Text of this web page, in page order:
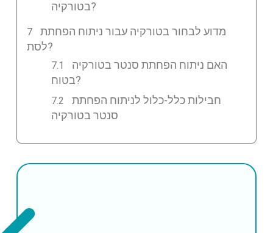
בטורקיה?
מדוע לבחור בטורקיה עבור ניתוח הפחתת
לסת?
האם ניתוח הפחתת סנטר בטורקיה
בטוח?
חבילות כלל-כלול לניתוח הפחתת
סנטר בטורקיה